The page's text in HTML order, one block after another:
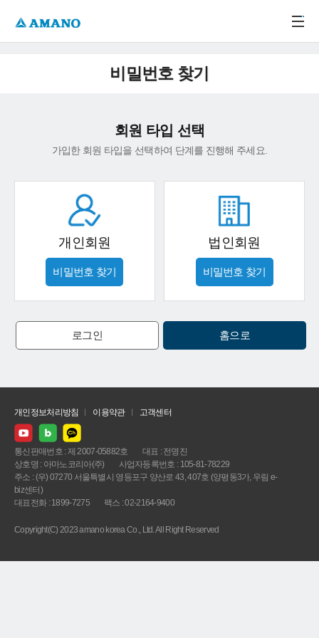
비밀번호 찾기
회원 타입 선택
가입한 회원 타입을 선택하여 단계를 진행해 주세요.
개인회원
비밀번호 찾기
법인회원
비밀번호 찾기
로그인 홈으로
개인정보처리방침 이용약관 고객센터
통신판매번호 : 제 2007-05882호
대표 : 전명진
상호명 : 아마노코리아(주)
사업자등록번호 : 105-81-78229
주소 : (우) 07270 서울특별시 영등포구 양산로 43, 407호 (양평동3가, 우림 e-
biz센터)
대표전화 : 1899-7275
팩스 : 02-2164-9400
Copyright(C) 2023 amano korea Co., Ltd. All Right Reserved